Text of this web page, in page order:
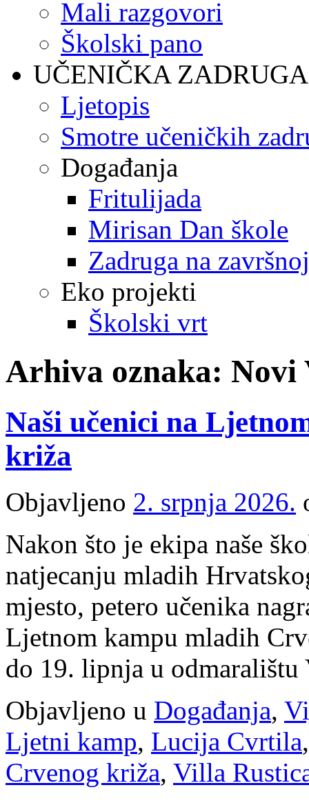
Mali razgovori
Školski pano
UČENIČKA ZADRUGA
Ljetopis
Smotre učeničkih
Događanja
Fritulijada
Mirisan Dan škole
Zadruga na
Eko projekti
Školski vrt
Arhiva oznaka: Novi
Naši učenici na
križa
Objavljeno 2. srpnja 2026.
Nakon što je ekipa naše
natjecanju mladih
mjesto, petero učenika
Ljetnom kampu mladih
do 19. lipnja u
Objavljeno u Događanja,
Ljetni kamp, Lucija Cvrtila
Crvenog križa, Villa